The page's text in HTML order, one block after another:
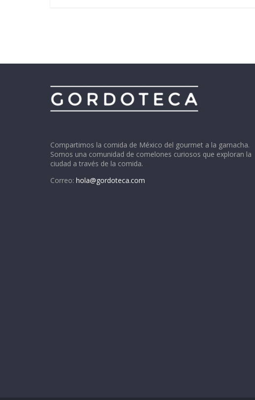
Compartimos la comida de México del gourmet a la garnacha.
Somos una comunidad de comelones curiosos que exploran la
ciudad a través de la comida.
Correo: hola@gordoteca.com